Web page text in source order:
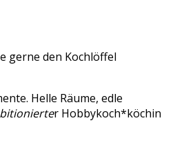
gerne den Kochlöffel
Helle Räume, edle
r Hobbykoch*köchin